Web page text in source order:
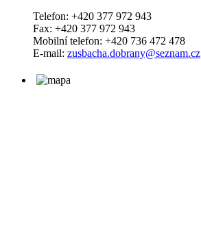
Telefon: +420 377 972 943
Fax: +420 377 972 943
Mobilní telefon: +420 736 472 478
E-mail: zusbacha.dobrany@seznam.cz